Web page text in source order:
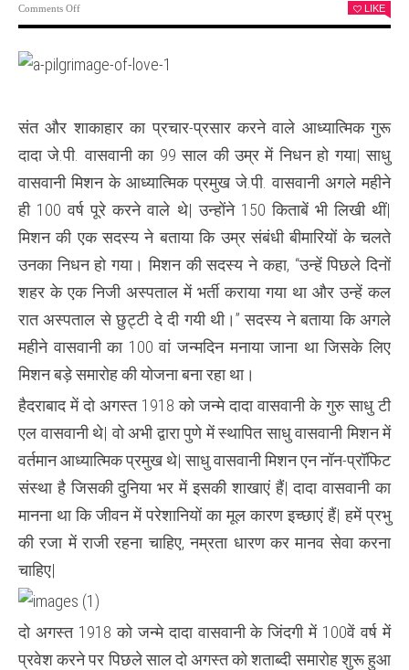
Comments OffOn
आध्यात्मिक
का
में
LIKE
संत और शाकाहार का प्रचार-प्रसार करने वाले आध्यात्मिक गुरू
दादा जे.पी. वासवानी का 99 साल की उम्र में निधन हो गया| साधु
वासवानी मिशन के आध्यात्मिक प्रमुख जे.पी. वासवानी अगले महीने
ही 100 वर्ष पूरे करने वाले थे| उन्होंने 150 किताबें भी लिखी थीं|
मिशन की एक सदस्य ने बताया कि उम्र संबंधी बीमारियों के चलते
उनका निधन हो गया। मिशन की सदस्य ने कहा, “उन्हें पिछले दिनों
शहर के एक निजी अस्पताल में भर्ती कराया गया था और उन्हें कल
रात अस्पताल से छुट्टी दे दी गयी थी।” सदस्य ने बताया कि अगले
महीने वासवानी का 100 वां जन्मदिन मनाया जाना था जिसके लिए
मिशन बड़े समारोह की योजना बना रहा था।
हैदराबाद में दो अगस्त 1918 को जन्मे दादा वासवानी के गुरु साधु टी
एल वासवानी थे| वो अभी द्वारा पुणे में स्थापित साधु वासवानी मिशन में
वर्तमान आध्यात्मिक प्रमुख थे| साधु वासवानी मिशन एन नॉन-प्रॉफिट
संस्था है जिसकी दुनिया भर में इसकी शाखाएं हैं| दादा वासवानी का
मानना था कि जीवन में परेशानियों का मूल कारण इच्छाएं हैं| हमें प्रभु
की रजा में राजी रहना चाहिए, नम्रता धारण कर मानव सेवा करना
चाहिए|
दो अगस्त 1918 को जन्मे दादा वासवानी के जिंदगी में 100वें वर्ष में
प्रवेश करने पर पिछले साल दो अगस्त को शताब्दी समारोह शुरू हुआ